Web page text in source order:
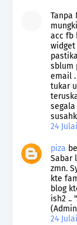
Tanpa
acc fb
sblum
email
tukar
24
piza
Sabar
zmn.
kte
blog
ish2 ..
24